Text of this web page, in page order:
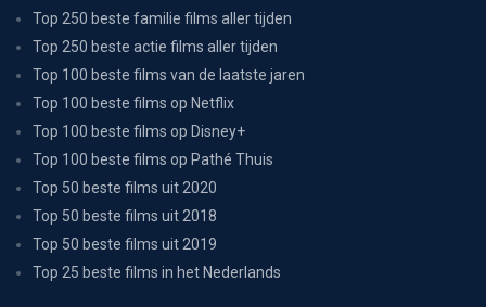
Top 250 beste familie films aller tijden
Top 250 beste actie films aller tijden
Top 100 beste films van de laatste jaren
Top 100 beste films op Netflix
Top 100 beste films op Disney+
Top 100 beste films op Pathé Thuis
Top 50 beste films uit 2020
Top 50 beste films uit 2018
Top 50 beste films uit 2019
Top 25 beste films in het Nederlands